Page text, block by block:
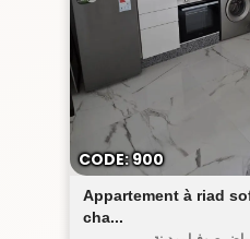
Appartement à riad
cha...
CODE: 900